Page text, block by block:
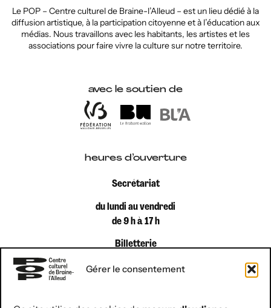
Gérer le consentement
Le POP – Centre culturel de Braine-l’Alleud – est un lieu dédié à la
diffusion artistique, à la participation citoyenne et à l’éducation aux
médias. Nous travaillons avec les habitants, les artistes et les
associations pour faire vivre la culture sur notre territoire.
avec le soutien de
heures d’ouverture
Secrétariat
du lundi au vendredi
de 9 h à 17 h
Billetterie
du lundi au vendredi